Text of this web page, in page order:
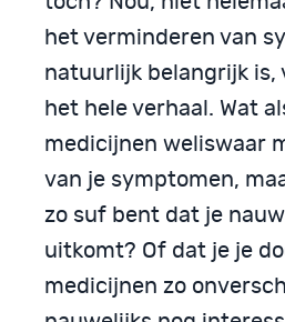
het verminderen van
natuurlijk belangrijk
het hele verhaal. Wat
medicijnen weliswaar
van je symptomen,
zo suf bent dat je
uitkomt? Of dat je je
medicijnen zo